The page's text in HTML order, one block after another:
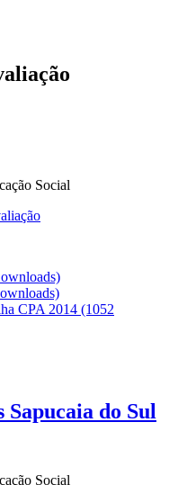
Social
CPA 2014 (1052
do Sul
Social